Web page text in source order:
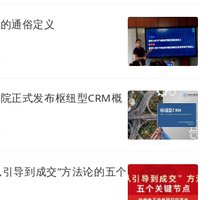
方面迈进。
通俗定义
正式发布枢纽型CRM概
导到成交”方法论的五个